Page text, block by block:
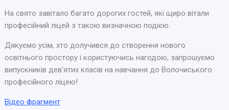
На свято завітало багато дорогих гостей, які щиро вітали
професійний ліцей з такою визначною подією.
Дякуємо усім, хто долучився до створення нового
освітнього простору і користуючись нагодою, запрошуємо
випускників девʼятих класів на навчання до Волочиського
професійного ліцею!
Відео фрагмент